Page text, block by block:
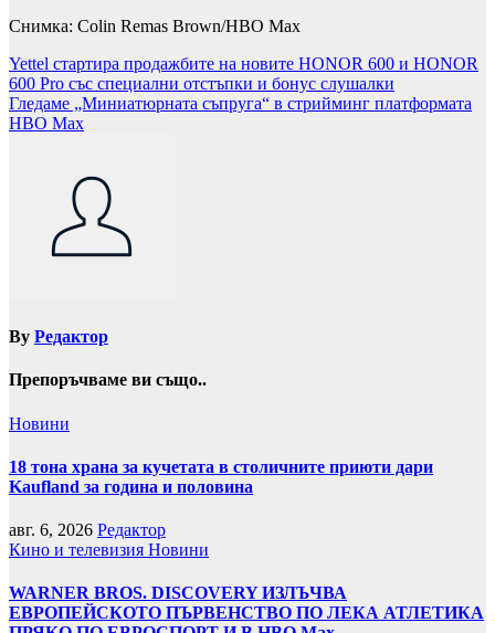
Снимка: Colin Remas Brown/HBO Max
Навигация
Yettel стартира продажбите на новите HONOR 600 и HONOR
600 Pro със специални отстъпки и бонус слушалки
Гледаме „Миниатюрната съпруга“ в стрийминг плaтформата
HBO Max
By Редактор
Препоръчваме ви също..
Новини
18 тона храна за кучетата в столичните приюти дари
Kaufland за година и половина
авг. 6, 2026 Редактор
Кино и телевизия Новини
WARNER BROS. DISCOVERY ИЗЛЪЧВА
ЕВРОПЕЙСКОТО ПЪРВЕНСТВО ПО ЛЕКА АТЛЕТИКА